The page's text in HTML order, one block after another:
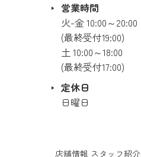
営業時間
火-金 10:00～20:00
(最終受付19:00)
土 10:00～18:00
(最終受付17:00)
定休日
日曜日
店舗情報 スタッフ紹介